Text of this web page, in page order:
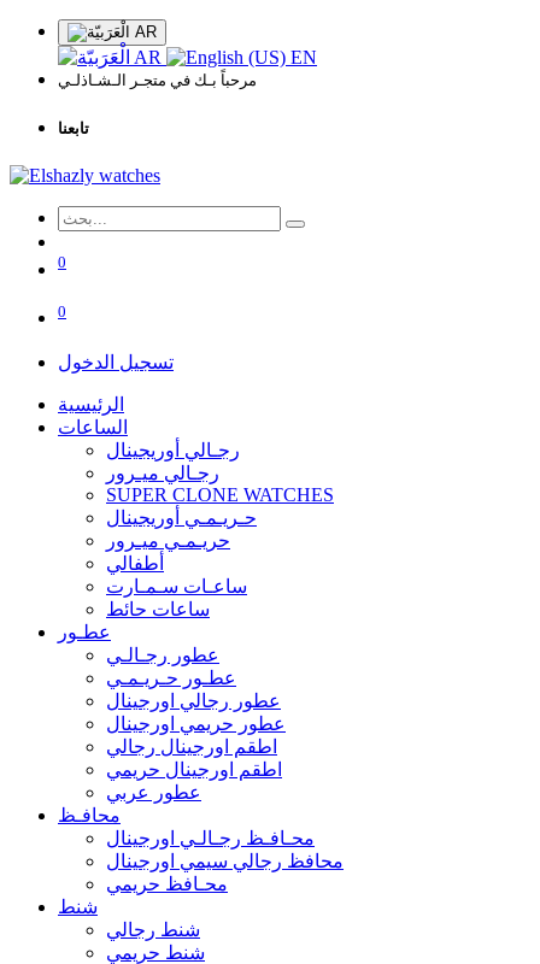
AR
AR EN
مرحباً بـك في متجـر الـشـاذلـي
تابعنا
0
0
تسجيل الدخول
الرئيسية
الساعات
رجـالي أوريجينال
رجـالي ميـرور
SUPER CLONE WATCHES
حـريـمـي أوريجينال
حريـمـي ميـرور
أطفالي
ساعـات سـمـارت
ساعات حائط
عطـور
عطور رجـالـي
عطـور حـريـمـي
عطور رجالي اورجينال
عطور حريمي اورجينال
اطقم اورجينال رجالي
اطقم اورجينال حريمي
عطور عربي
محافـظ
محـافـظ رجـالـي اورجينال
محافظ رجالي سيمي اورجينال
محـافظ حريمي
شنط
شنط رجالي
شنط حريمي